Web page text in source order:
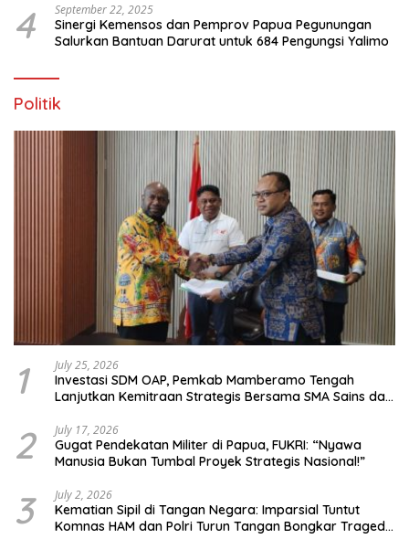
4 September 22, 2025
Sinergi Kemensos dan Pemprov Papua Pegunungan
Salurkan Bantuan Darurat untuk 684 Pengungsi Yalimo
Politik
1 July 25, 2026
Investasi SDM OAP, Pemkab Mamberamo Tengah
Lanjutkan Kemitraan Strategis Bersama SMA Sains dan
2 July 17, 2026
Gugat Pendekatan Militer di Papua, FUKRI: “Nyawa
Manusia Bukan Tumbal Proyek Strategis Nasional!”
3 July 2, 2026
Kematian Sipil di Tangan Negara: Imparsial Tuntut
Komnas HAM dan Polri Turun Tangan Bongkar Tragedi